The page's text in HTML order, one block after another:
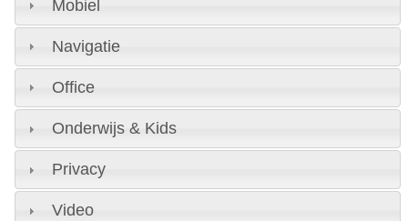
Mobiel
Navigatie
Office
Onderwijs & Kids
Privacy
Video